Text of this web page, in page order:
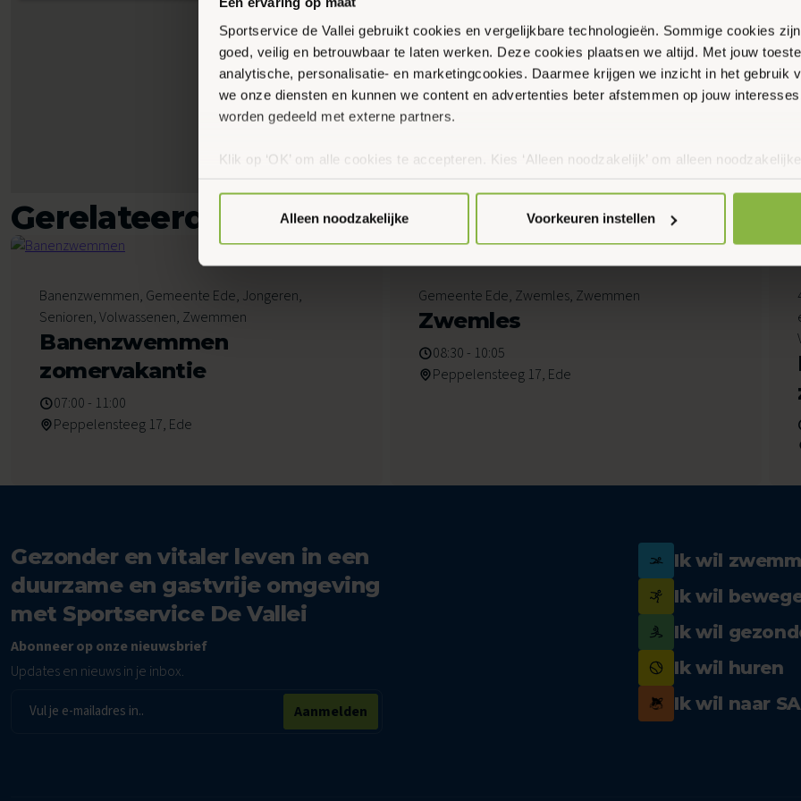
Sportservice de Vallei gebruikt cookies en vergelijkbare technologieën. Sommige cookies
goed, veilig en betrouwbaar te laten werken. Deze cookies plaatsen we altijd. Met jouw
analytische, personalisatie- en marketingcookies. Daarmee krijgen we inzicht in het gebruik
we onze diensten en kunnen we content en advertenties beter afstemmen op jouw
worden gedeeld met externe partners.
Klik op ‘OK’ om alle cookies te accepteren. Kies ‘Alleen noodzakelijk’ om alleen
Alleen noodzakelijke
Voorkeuren instellen
Gerelateerde activiteiten
Augustus 2026
Banenzwemmen, Gemeente Ede, Jongeren,
Senioren, Volwassenen, Zwemmen
Banenzwemmen
zomervakantie
07:00 - 11:00
Peppelensteeg 17, Ede
Augustus 2026
Gemeente Ede, Zwemles, Zwemmen
Zwemles
08:30 - 10:05
Peppelensteeg 17, Ede
Gezonder en vitaler leven in een
duurzame en gastvrije omgeving
met Sportservice De Vallei
Abonneer op onze nieuwsbrief
Updates en nieuws in je inbox.
E-
Aanmelden
Ik wil
Ik wil
Ik wil
Ik wil huren
Ik wil naar